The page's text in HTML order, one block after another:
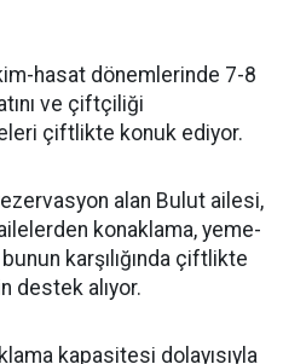
hasat dönemlerinde 7-8
ve çiftçiliği
çiftlikte konuk ediyor.
alan Bulut ailesi,
konaklama, yeme-
karşılığında çiftlikte
destek alıyor.
kapasitesi dolayısıyla